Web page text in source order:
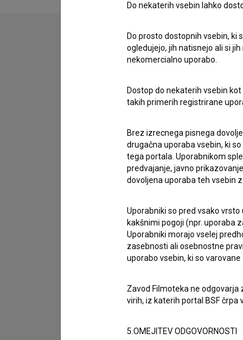
Stik z uredništvom
imam vprašanje
želim dodati podatke
Do nekaterih vsebin lahko
Do prosto dostopnih vsebin, ki
ogledujejo, jih natisnejo ali si
nekomercialno uporabo.
Dostop do nekaterih vsebin
takih primerih registrirane
Brez izrecnega pisnega
drugačna uporaba vsebin, ki
tega portala. Uporabnikom
predvajanje, javno
dovoljena uporaba teh vsebin
Uporabniki so pred vsako
kakšnimi pogoji (npr. uporaba
Uporabniki morajo vselej
zasebnosti ali osebnostne
uporabo vsebin, ki so
Zavod Filmoteka ne
virih, iz katerih portal BSF črpa
5.OMEJITEV ODGOVORNOSTI